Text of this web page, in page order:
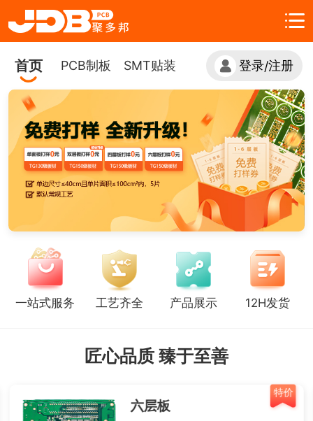
首页 PCB制板 SMT贴装 登录/注册
一站式服务 工艺齐全 产品展示 12H发货
匠心品质 臻于至善
单面铝基板